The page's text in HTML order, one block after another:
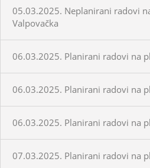
05.03.2025. Neplanirani radovi
Valpovačka
06.03.2025. Planirani radovi na
06.03.2025. Planirani radovi na
06.03.2025. Planirani radovi na
07.03.2025. Planirani radovi na